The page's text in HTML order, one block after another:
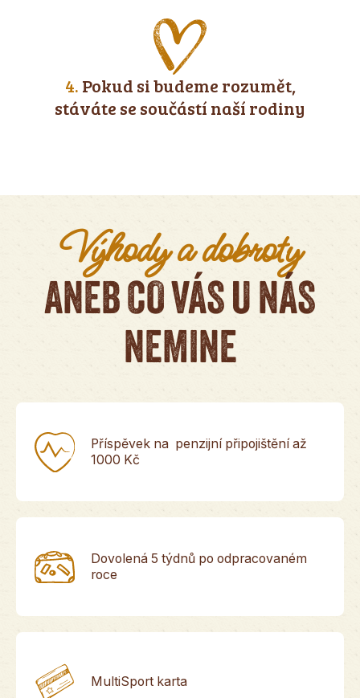
4. Pokud si budeme rozumět,
stáváte se součástí naší rodiny
Výhody a dobroty
ANEB CO VÁS U NÁS
NEMINE
Příspěvek na penzijní připojištění až
1000 Kč
Dovolená 5 týdnů po odpracovaném
roce
MultiSport karta